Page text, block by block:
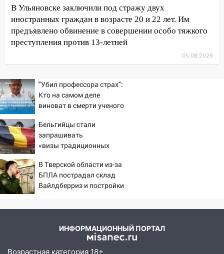
10:18 Губернатор Ульяновской области:
уничтожено четыре беспилотника в
регионе
09:39
В Ульяновске будут судить десять
наркодилеров, снабжавших две области
09:25
Вынесли приговор дебоширам,
избившим мужчину в трамвае
08:27
Ульяновская полиция получила
один из шести уникальных автомобилей
в России
07:02
Жара отступит: какой будет
погода в Ульяновске днем 5 августа
06:10 Двое мигрантов изнасиловали 13-
Мертвеца выкопали, посадили в
мешок и попытались утопить в Волге
В Ульяновске заключили под стражу двух
иностранных граждан в возрасте 20 и 22 лет. Им
предъявлено обвинение в совершении особо тяжкого
преступления против 13-летней
05.08.2026
"Убил профессора страх":
Кто на самом деле
виноват в смерти ученого
мальчишек на поле с
горохом
Бельгийцы стали
запрашивать
«визы традиционных
РФ
В Тверской области из-за
БПЛА пострадал склад
Вайлдберриз и постройки
Afanasy.biz – Тверские
новости. Новости
ИНФОРМАЦИОННЫЙ ПОРТАЛ
Возрастная категория 18+